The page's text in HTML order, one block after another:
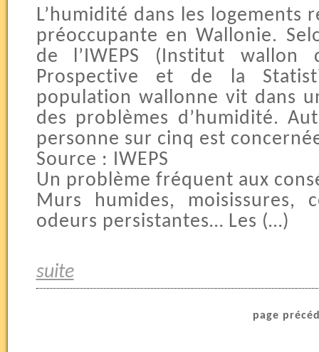
L’humidité dans les logements
préoccupante en Wallonie.
de l’IWEPS (Institut wallon
Prospective et de la
population wallonne vit dans
des problèmes d’humidité.
personne sur cinq est
Source : IWEPS
Un problème fréquent aux
Murs humides, moisissures,
odeurs persistantes… Les (…)
suite
page